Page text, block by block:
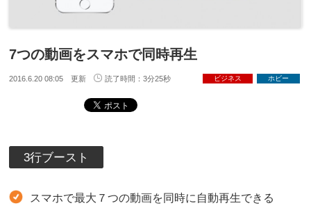
7つの動画をスマホで同時再生
2016.6.20 08:05 更新 読了時間：3分25秒 ビジネス ホビー
3行ブースト
スマホで最大７つの動画を同時に自動再生できる